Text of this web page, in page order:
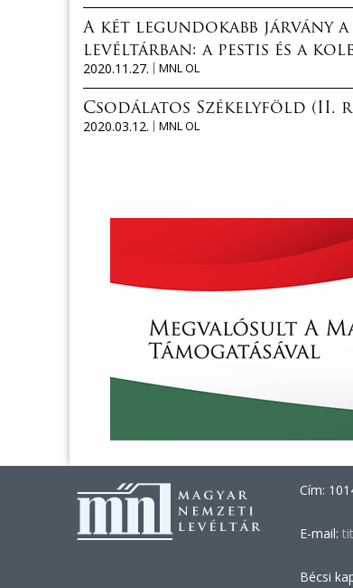
A két legundokabb járvány a
levéltárban: a pestis és a
2020.11.27.
MNL OL
Csodálatos Székelyföld (II.
2020.03.12.
MNL OL
Cím:
E-mail:
Bécsi